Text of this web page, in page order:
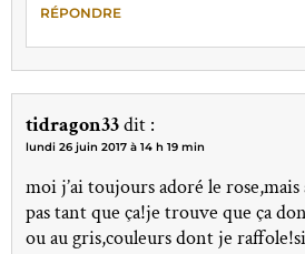
RÉPONDRE
tidragon33dit :
lundi 26 juin 2017 à 14 h 19 min
moi j’ai toujours adoré le rose,mais
pas tant que ça!je trouve que ça
ou au gris,couleurs dont je